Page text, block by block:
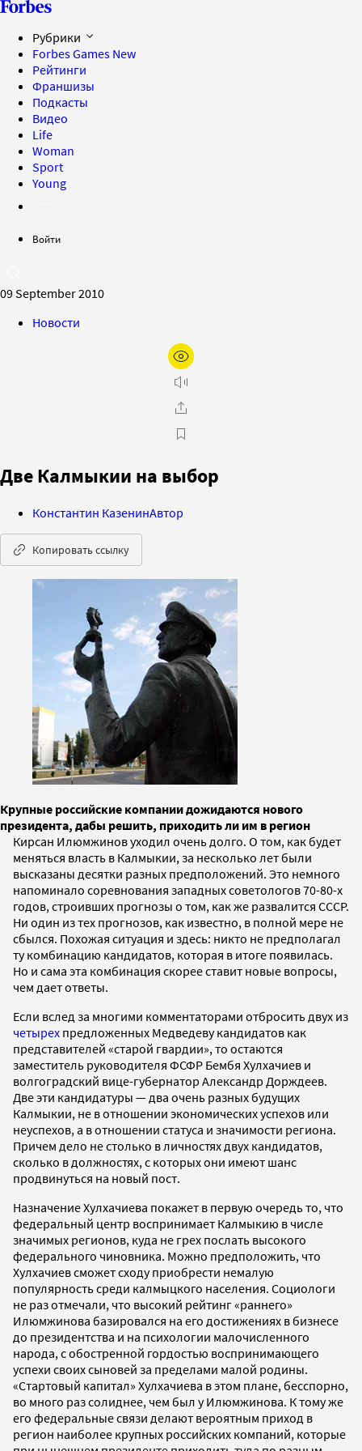
Рубрики
Forbes Games New
Рейтинги
Франшизы
Подкасты
Видео
Life
Woman
Sport
Young
Войти
09 September 2010
Новости
Две Калмыкии на выбор
Константин КазенинАвтор
Копировать ссылку
Крупные российские компании дожидаются нового
президента, дабы решить, приходить ли им в регион
Кирсан Илюмжинов уходил очень долго. О том, как будет
меняться власть в Калмыкии, за несколько лет были
высказаны десятки разных предположений. Это немного
напоминало соревнования западных советологов 70-80-х
годов, строивших прогнозы о том, как же развалится СССР.
Ни один из тех прогнозов, как известно, в полной мере не
сбылся. Похожая ситуация и здесь: никто не предполагал
ту комбинацию кандидатов, которая в итоге появилась.
Но и сама эта комбинация скорее ставит новые вопросы,
чем дает ответы.
Если вслед за многими комментаторами отбросить двух из
четырех предложенных Медведеву кандидатов как
представителей «старой гвардии», то остаются
заместитель руководителя ФСФР Бембя Хулхачиев и
волгоградский вице-губернатор Александр Дорждеев.
Две эти кандидатуры — два очень разных будущих
Калмыкии, не в отношении экономических успехов или
неуспехов, а в отношении статуса и значимости региона.
Причем дело не столько в личностях двух кандидатов,
сколько в должностях, с которых они имеют шанс
продвинуться на новый пост.
Назначение Хулхачиева покажет в первую очередь то, что
федеральный центр воспринимает Калмыкию в числе
значимых регионов, куда не грех послать высокого
федерального чиновника. Можно предположить, что
Хулхачиев сможет сходу приобрести немалую
популярность среди калмыцкого населения. Социологи
не раз отмечали, что высокий рейтинг «раннего»
Илюмжинова базировался на его достижениях в бизнесе
до президентства и на психологии малочисленного
народа, с обостренной гордостью воспринимающего
успехи своих сыновей за пределами малой родины.
«Стартовый капитал» Хулхачиева в этом плане, бесспорно,
во много раз солиднее, чем был у Илюмжинова. К тому же
его федеральные связи делают вероятным приход в
регион наиболее крупных российских компаний, которые